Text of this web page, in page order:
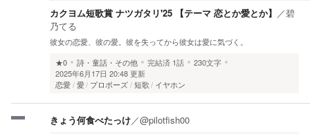
カクヨム短歌賞 ナツガタリ'25 【テーマ 恋とか愛とか】 ／碧
乃てる
彼女の恋愛、彼の愛。彼を失ってから彼女は愛に気づく。
★0
詩・童話・その他 完結済 1話
230文字
2025年6月17日 20:48 更新
恋愛 愛 プロポーズ 短歌 イヤホン
きょう何食べたっけ／@pilotfish00